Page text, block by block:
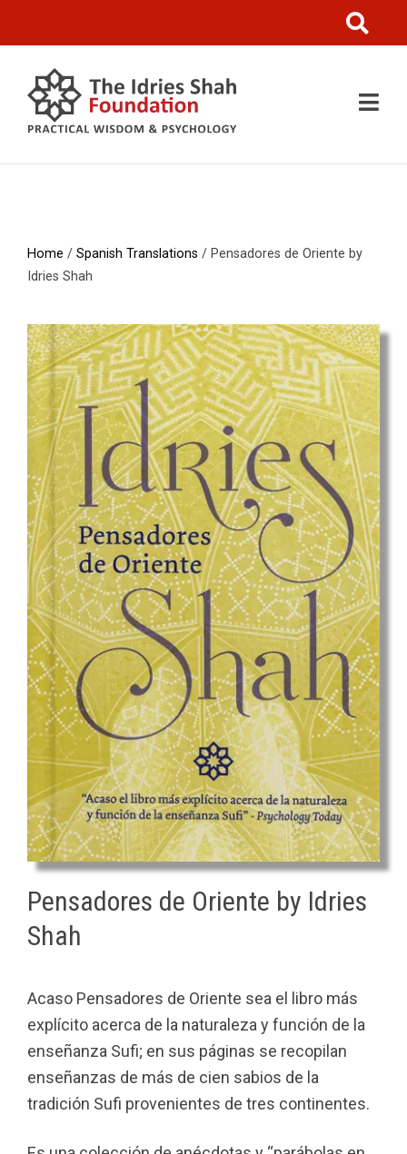
Home / Spanish Translations / Pensadores de Oriente by
Idries Shah
Pensadores de Oriente by Idries
Shah
Acaso Pensadores de Oriente sea el libro más
explícito acerca de la naturaleza y función de la
enseñanza Sufi; en sus páginas se recopilan
enseñanzas de más de cien sabios de la
tradición Sufi provenientes de tres continentes.